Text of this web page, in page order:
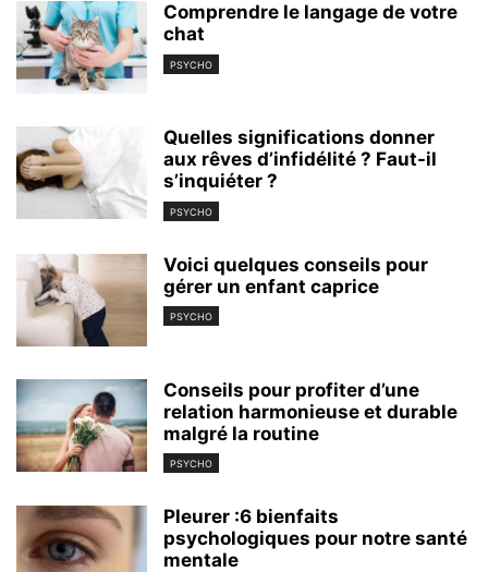
Comprendre le langage de votre
chat
PSYCHO
Quelles significations donner
aux rêves d’infidélité ? Faut-il
s’inquiéter ?
PSYCHO
Voici quelques conseils pour
gérer un enfant caprice
PSYCHO
Conseils pour profiter d’une
relation harmonieuse et durable
malgré la routine
PSYCHO
Pleurer :6 bienfaits
psychologiques pour notre santé
mentale